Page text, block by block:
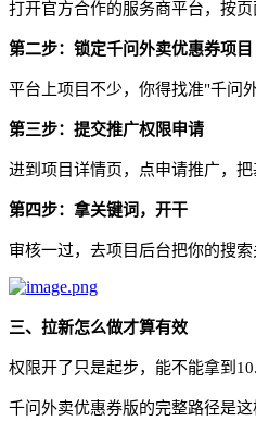
打开官方合作的服务商平台，按
第二步：锁定千问外卖优惠券项目
平台上项目不少，你得找准"千问
第三步：提交推广权限申请
进到项目详情页，点申请推广，
第四步：拿关键词，开干
审核一过，去项目后台把你的搜
三、拉新怎么做才算有效
权限开了只是起步，能不能拿到
千问外卖优惠券版的完整路径是